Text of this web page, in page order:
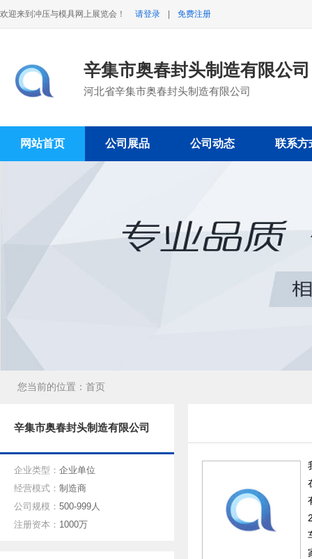
欢迎来到冲压与模具网上展览会！ 请登录 免费注册
辛集市奥春封头制造有限公司
河北省辛集市奥春封头制造有限公司
网站首页 公司展品 公司动态 联系方
您当前的位置： 首页
辛集市奥春封头制造有限公司
企业类型： 企业单位
经营模式： 制造商
公司规模： 500-999人
注册资本： 1000万